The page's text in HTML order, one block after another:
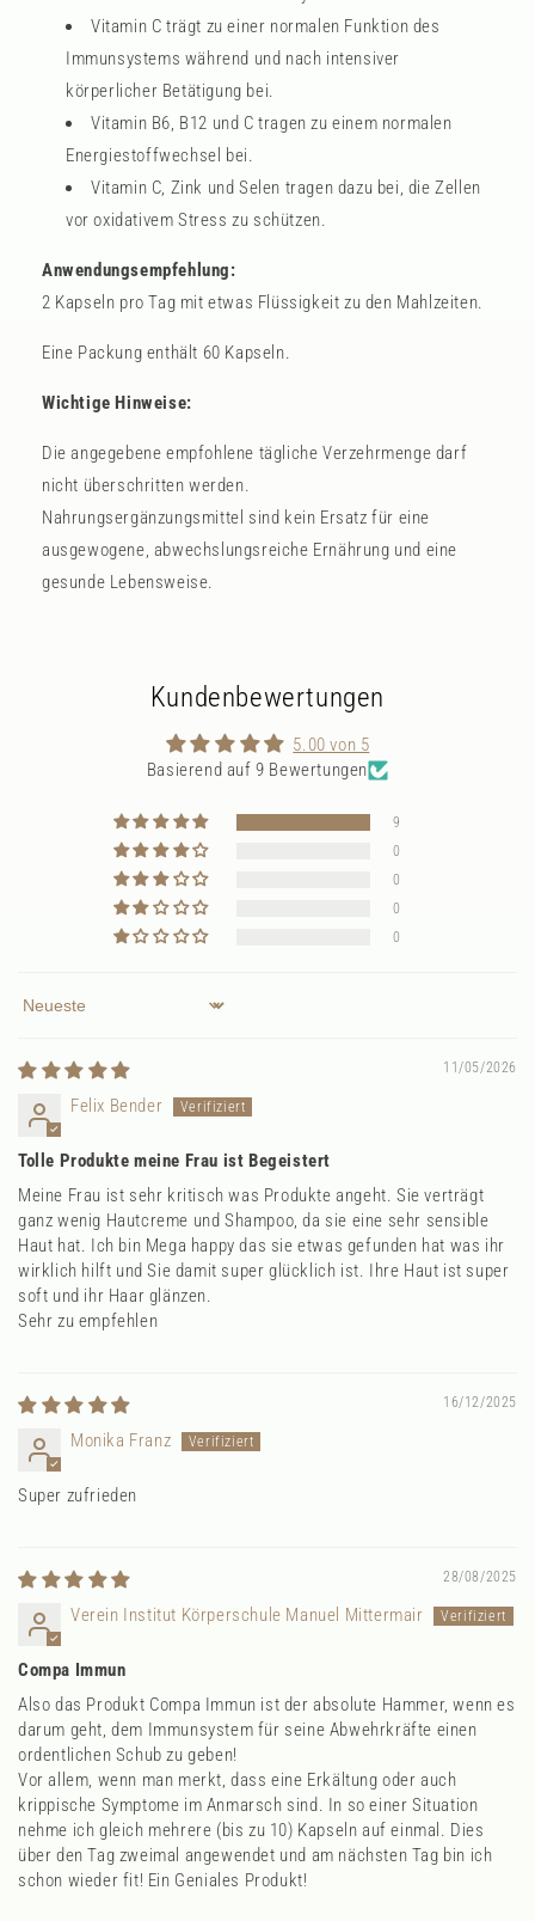
Vitamin C trägt zu einer normalen Funktion des
Immunsystems während und nach intensiver
körperlicher Betätigung bei.
Vitamin B6, B12 und C tragen zu einem normalen
Energiestoffwechsel bei.
Vitamin C, Zink und Selen tragen dazu bei, die Zellen
vor oxidativem Stress zu schützen.
Anwendungsempfehlung:
2 Kapseln pro Tag mit etwas Flüssigkeit zu den Mahlzeiten.
Eine Packung enthält 60 Kapseln.
Wichtige Hinweise:
Die angegebene empfohlene tägliche Verzehrmenge darf
nicht überschritten werden.
Nahrungsergänzungsmittel sind kein Ersatz für eine
ausgewogene, abwechslungsreiche Ernährung und eine
gesunde Lebensweise.
Kundenbewertungen
5.00 von 5
Basierend auf 9 Bewertungen
9
0
0
0
0
Sort by
11/05/2026
Felix Bender
Tolle Produkte meine Frau ist Begeistert
Meine Frau ist sehr kritisch was Produkte angeht. Sie verträgt
ganz wenig Hautcreme und Shampoo, da sie eine sehr sensible
Haut hat. Ich bin Mega happy das sie etwas gefunden hat was ihr
wirklich hilft und Sie damit super glücklich ist. Ihre Haut ist super
soft und ihr Haar glänzen.
Sehr zu empfehlen
16/12/2025
Monika Franz
Super zufrieden
28/08/2025
Verein Institut Körperschule Manuel Mittermair
Compa Immun
Also das Produkt Compa Immun ist der absolute Hammer, wenn es
darum geht, dem Immunsystem für seine Abwehrkräfte einen
ordentlichen Schub zu geben!
Vor allem, wenn man merkt, dass eine Erkältung oder auch
krippische Symptome im Anmarsch sind. In so einer Situation
nehme ich gleich mehrere (bis zu 10) Kapseln auf einmal. Dies
über den Tag zweimal angewendet und am nächsten Tag bin ich
schon wieder fit! Ein Geniales Produkt!